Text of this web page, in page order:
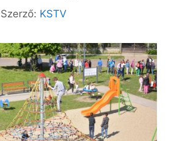
Szerző: KSTV